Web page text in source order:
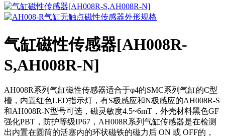
气缸磁性传感器[AH008R-
S,AH008R-N]
AH008R系列气缸磁性传感器适合于φ4的SMC系列气缸的C型
槽，内置红色LED指示灯，有S极感应和N极感应的AH008R-S
和AH008R-N型号可选，磁灵敏度4.5~6mT，外壳材料黑色GF
强化PBT，防护等级IP67，AH008R系列气缸传感器是在检测
出内置在圆筒的活塞内的环状磁铁的磁力后 ON 或 OFF的，